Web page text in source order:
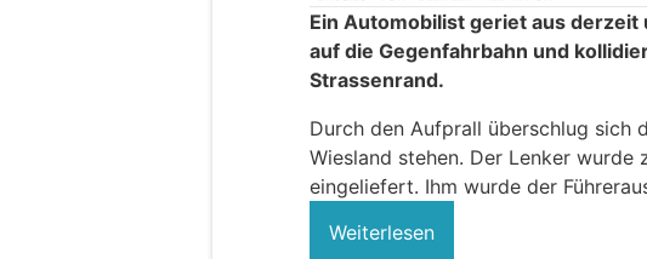
Ein Automobilist geriet aus derzeit
auf die Gegenfahrbahn und
Strassenrand.
Durch den Aufprall überschlug sich
Wiesland stehen. Der Lenker wurde
eingeliefert. Ihm wurde der
Weiterlesen